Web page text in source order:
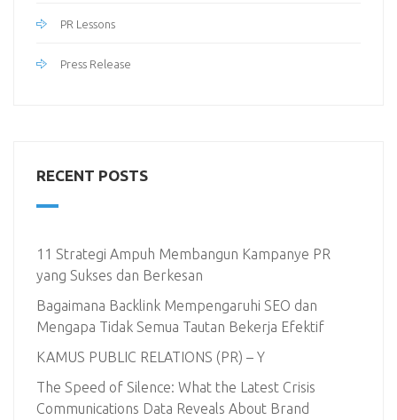
PR Lessons
Press Release
RECENT POSTS
11 Strategi Ampuh Membangun Kampanye PR
yang Sukses dan Berkesan
Bagaimana Backlink Mempengaruhi SEO dan
Mengapa Tidak Semua Tautan Bekerja Efektif
KAMUS PUBLIC RELATIONS (PR) – Y
The Speed of Silence: What the Latest Crisis
Communications Data Reveals About Brand